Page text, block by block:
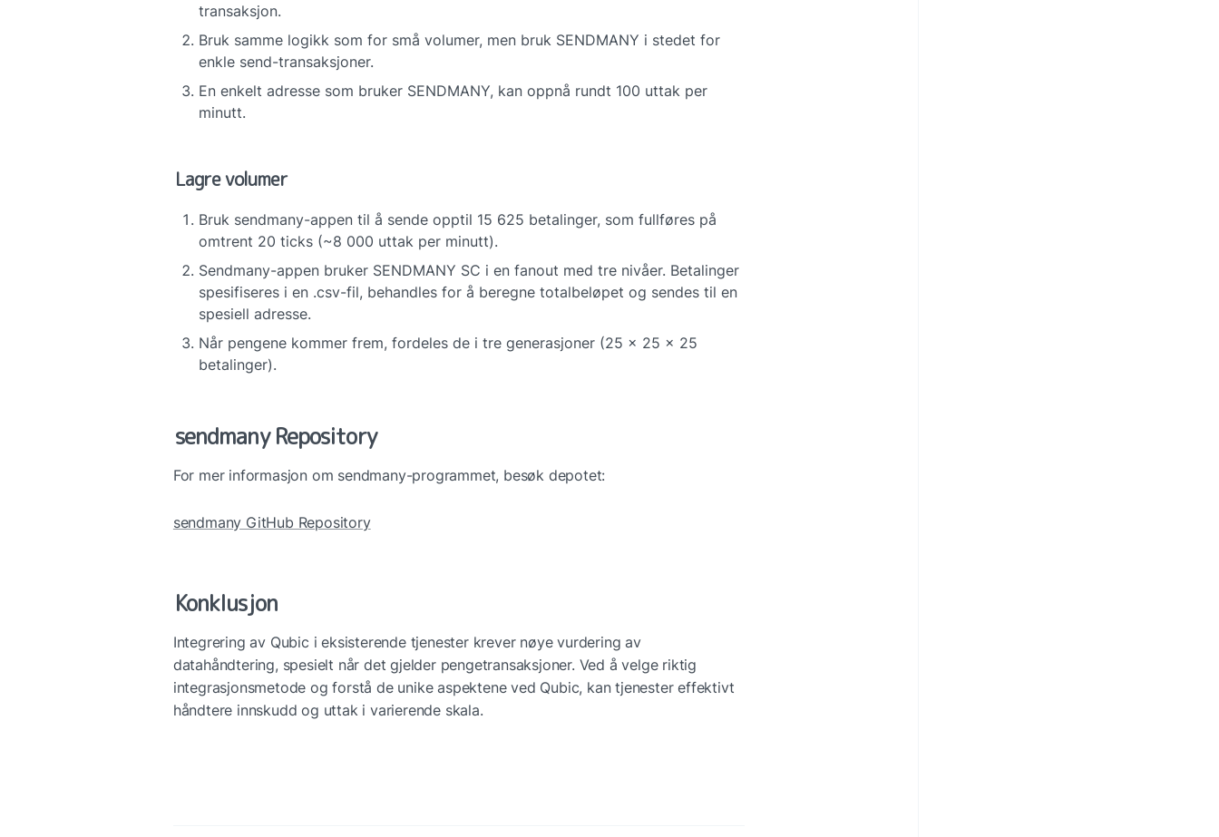
transaksjon.
Bruk samme logikk som for små volumer, men bruk SENDMANY i stedet for
enkle send-transaksjoner.
En enkelt adresse som bruker SENDMANY, kan oppnå rundt 100 uttak per
minutt.
Lagre volumer
Bruk sendmany-appen til å sende opptil 15 625 betalinger, som fullføres på
omtrent 20 ticks (~8 000 uttak per minutt).
Sendmany-appen bruker SENDMANY SC i en fanout med tre nivåer. Betalinger
spesifiseres i en .csv-fil, behandles for å beregne totalbeløpet og sendes til en
spesiell adresse.
Når pengene kommer frem, fordeles de i tre generasjoner (25 x 25 x 25
betalinger).
sendmany Repository
For mer informasjon om sendmany-programmet, besøk depotet:
sendmany GitHub Repository
Konklusjon
Integrering av Qubic i eksisterende tjenester krever nøye vurdering av
datahåndtering, spesielt når det gjelder pengetransaksjoner. Ved å velge riktig
integrasjonsmetode og forstå de unike aspektene ved Qubic, kan tjenester effektivt
håndtere innskudd og uttak i varierende skala.